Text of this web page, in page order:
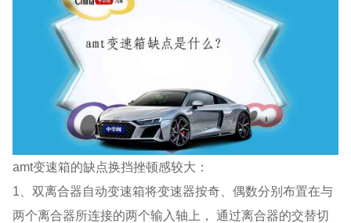
amt变速箱的缺点换挡挫顿感较大：
1、双离合器自动变速箱将变速器按奇、偶数分别布置在与
两个离合器所连接的两个输入轴上， 通过离合器的交替切